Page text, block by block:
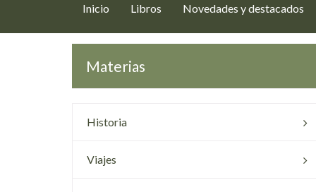
Inicio (current)
Libros Novedades y destacados
Materias
Historia
Viajes